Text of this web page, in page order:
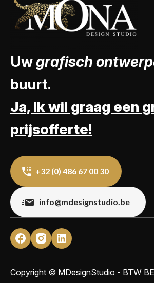
Uwgrafisch
buurt.
Ja, ik wil graag een
prijsofferte!
+32 (0) 486 67 00 30
info@mdesignstudio.be
Copyright © MDesignStudio - BTW